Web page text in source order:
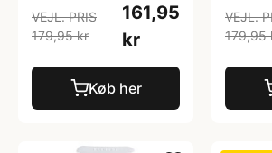
VEJL. PRIS
179,95 kr
161,95
kr
Køb her
VEJL.
179,95